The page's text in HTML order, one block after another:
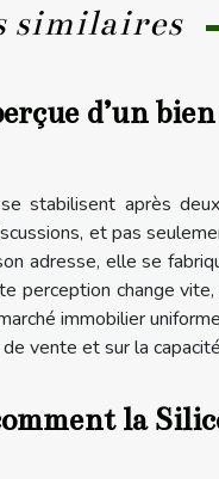
similaires
d’un
stabilisent après
et pas
adresse, elle se
perception change
immobilier
vente et sur la
la